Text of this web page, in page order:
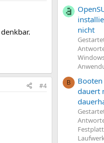
#4
nicht
B
dauert